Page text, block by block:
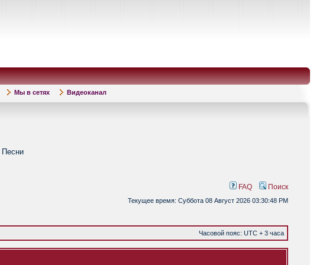
Мы в сетях Видеоканал
Песни
FAQ Поиск
Текущее время: Суббота 08 Август 2026 03:30:48 PM
Часовой пояс: UTC + 3 часа